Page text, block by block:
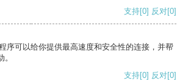
支持[0] 反对[0]
序可以给你提供最高速度和安全性的连接，并帮
支持[0] 反对[0]